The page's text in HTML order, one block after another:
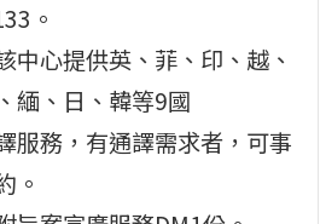
。
中心提供英、菲、印、越、
緬、日、韓等9國
服務，有通譯需求者，可事
。